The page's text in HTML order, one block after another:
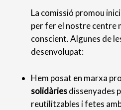
La comissió promou
per fer el nostre centre
conscient. Algunes de
desenvolupat:
Hem posat en marxa
solidàriesdissenyades
reutilitzables i fetes